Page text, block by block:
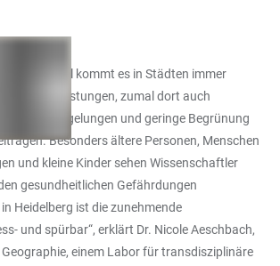
Klimawandel kommt es in Städten immer
Hitzebelastungen, zumal dort auch
und geringe Begrünung
Besonders ältere Personen, Menschen
und kleine Kinder sehen Wissenschaftler
gesundheitlichen Gefährdungen
Heidelberg ist die zunehmende
und spürbar“, erklärt Dr. Nicole Aeschbach,
einem Labor für transdisziplinäre